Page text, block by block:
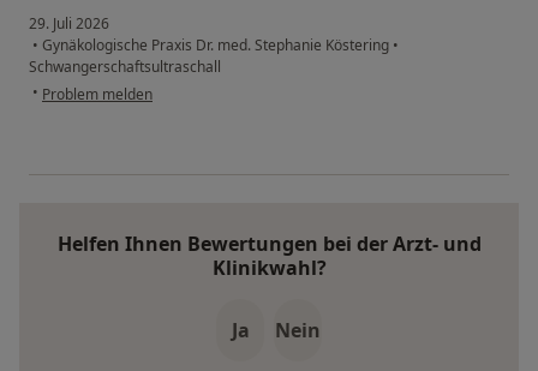
29. Juli 2026
• Gynäkologische Praxis Dr. med. Stephanie Köstering •
Schwangerschaftsultraschall
• Problem melden
Helfen Ihnen Bewertungen bei der Arzt- und
Klinikwahl?
Ja Nein